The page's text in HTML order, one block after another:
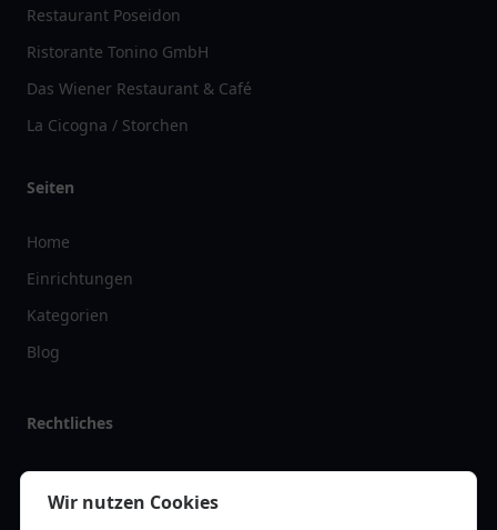
Restaurant Poseidon
Ristorante Tonino GmbH
Das Wiener Restaurant & Café
La Cicogna / Storchen
Seiten
Home
Einrichtungen
Kategorien
Blog
Rechtliches
Impressum
Datenschutz
Wir nutzen Cookies